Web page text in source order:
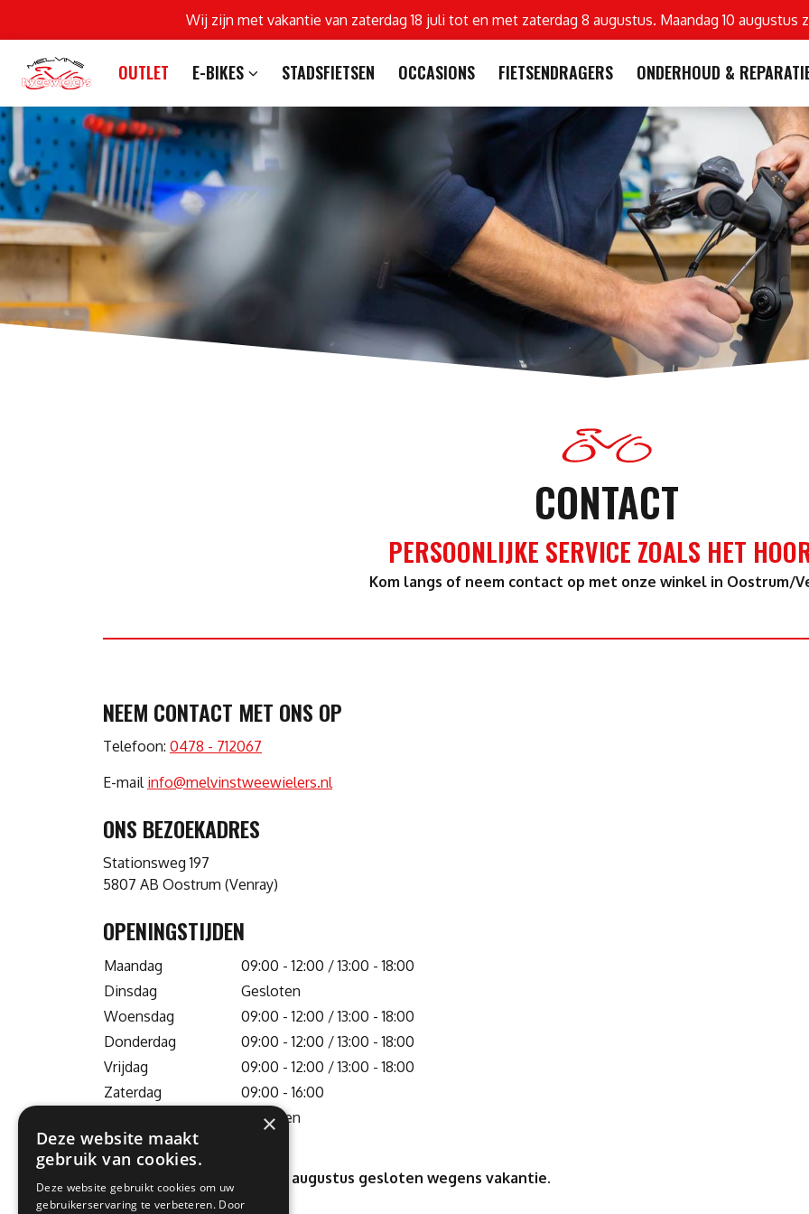
Wij zijn met vakantie van zaterdag 18 juli tot en met zaterdag 8 augustus. Maandag 10 augustus
OUTLET E-BIKES STADSFIETSEN OCCASIONS FIETSENDRAGERS ONDERHOUD &
CONTACT
PERSOONLIJKE SERVICE ZOALS HET
Kom langs of neem contact op met onze winkel in Oostrum/
NEEM CONTACT MET ONS OP
Telefoon: 0478 - 712067
E-mail info@melvinstweewielers.nl
ONS BEZOEKADRES
Stationsweg 197
5807 AB Oostrum (Venray)
OPENINGSTIJDEN
Maandag
09:00 - 12:00 / 13:00 - 18:00
Dinsdag
Gesloten
Woensdag
09:00 - 12:00 / 13:00 - 18:00
Donderdag
09:00 - 12:00 / 13:00 - 18:00
Vrijdag
09:00 - 12:00 / 13:00 - 18:00
Zaterdag
09:00 - 16:00
Gesloten
Wij zijn 18 juli tot en met 8 augustus gesloten wegens vakantie.
×
Deze website maakt
gebruik van cookies.
Deze website gebruikt cookies om uw
gebruikerservaring te verbeteren. Door